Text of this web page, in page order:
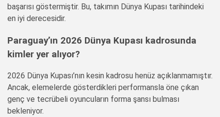
başarısı göstermiştir. Bu, takımın Dünya Kupası tarihindeki
en iyi derecesidir.
Paraguay’ın 2026 Dünya Kupası kadrosunda
kimler yer alıyor?
2026 Dünya Kupası’nın kesin kadrosu henüz açıklanmamıştır.
Ancak, elemelerde gösterdikleri performansla öne çıkan
genç ve tecrübeli oyuncuların forma şansı bulması
bekleniyor.